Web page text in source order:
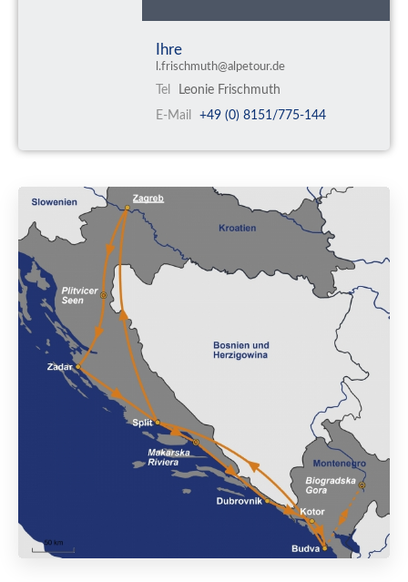
Ihre
l.frischmuth@alpetour.de
Tel
Leonie Frischmuth
E-Mail
+49 (0) 8151/775-144